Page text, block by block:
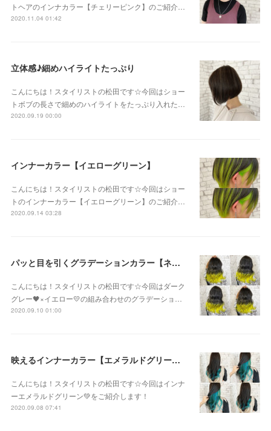
トヘアのインナカラー【チェリーピンク】のご紹介…
2020.11.04 01:42
立体感♪細めハイライトたっぷり
こんにちは！スタイリストの松田です☆今回はショー
トボブの長さで細めのハイライトをたっぷり入れた…
2020.09.19 00:00
インナーカラー【イエローグリーン】
こんにちは！スタイリストの松田です☆今回はショー
トのインナーカラー【イエローグリーン】のご紹介…
2020.09.14 03:28
パッと目を引くグラデーションカラー【ネオンイエロー】
こんにちは！スタイリストの松田です☆今回はダーク
グレー🖤×イエロー💛の組み合わせのグラデーショ…
2020.09.10 01:00
映えるインナーカラー【エメラルドグリーン】
こんにちは！スタイリストの松田です☆今回はインナ
ーエメラルドグリーン💚をご紹介します！
2020.09.08 07:41